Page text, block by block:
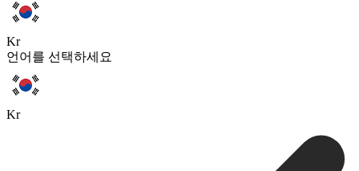
Kr
언어를 선택하세요
Kr